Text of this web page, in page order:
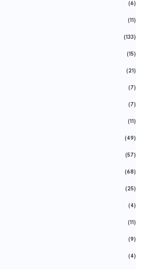
(6)
(11)
(133)
(15)
(21)
(7)
(7)
(11)
(49)
(57)
(68)
(25)
(4)
(11)
(9)
(4)